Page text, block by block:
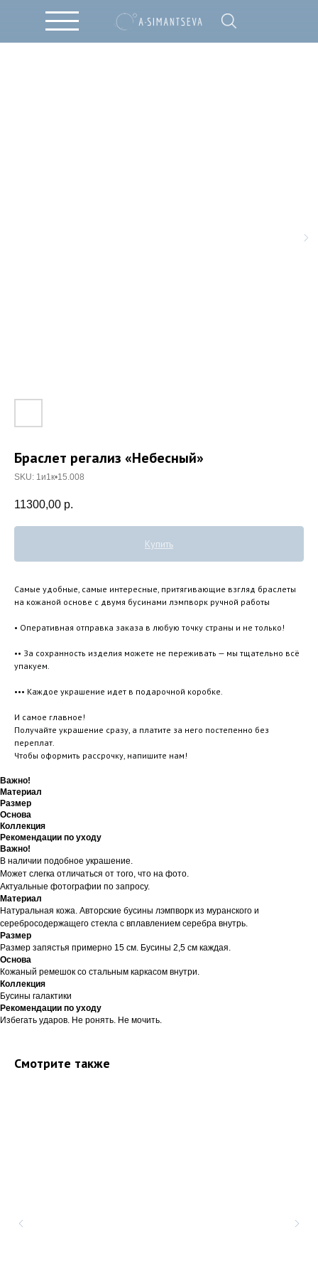
Браслет регализ «Небесный»
SKU: 1и1к•15.008
11300,00 р.
Купить
Самые удобные, самые интересные, притягивающие взгляд браслеты
на кожаной основе с двумя бусинами лэмпворк ручной работы
• Оперативная отправка заказа в любую точку страны и не только!
•• За сохранность изделия можете не переживать — мы тщательно всё
упакуем.
••• Каждое украшение идет в подарочной коробке.
И самое главное!
Получайте украшение сразу, а платите за него постепенно без
переплат.
Чтобы оформить рассрочку, напишите нам!
Важно!
Материал
Размер
Основа
Коллекция
Рекомендации по уходу
Важно!
В наличии подобное украшение.
Может слегка отличаться от того, что на фото.
Актуальные фотографии по запросу.
Материал
Натуральная кожа. Авторские бусины лэмпворк из муранского и
серебросодержащего стекла с вплавлением серебра внутрь.
Размер
Размер запястья примерно 15 см. Бусины 2,5 см каждая.
Основа
Кожаный ремешок со стальным каркасом внутри.
Коллекция
Бусины галактики
Рекомендации по уходу
Избегать ударов. Не ронять. Не мочить.
Смотрите также